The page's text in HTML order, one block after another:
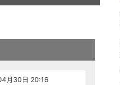
月30日 20:16